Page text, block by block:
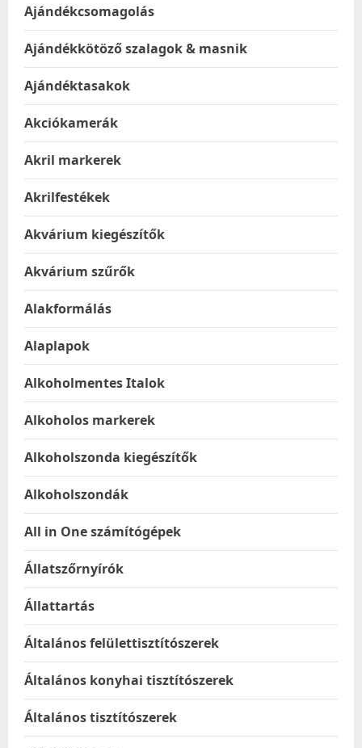
Ajándékcsomagolás
Ajándékkötöző szalagok & masnik
Ajándéktasakok
Akciókamerák
Akril markerek
Akrilfestékek
Akvárium kiegészítők
Akvárium szűrők
Alakformálás
Alaplapok
Alkoholmentes Italok
Alkoholos markerek
Alkoholszonda kiegészítők
Alkoholszondák
All in One számítógépek
Állatszőrnyírók
Állattartás
Általános felülettisztítószerek
Általános konyhai tisztítószerek
Általános tisztítószerek